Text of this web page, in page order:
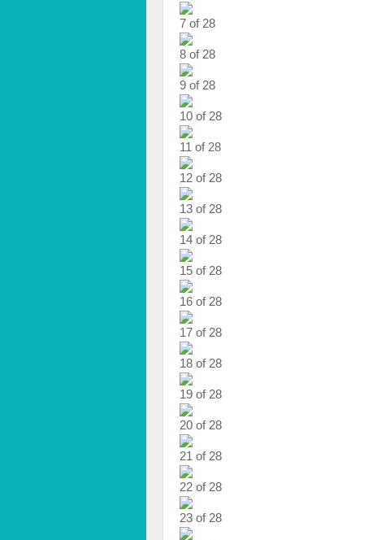
7 of 28
8 of 28
9 of 28
10 of 28
11 of 28
12 of 28
13 of 28
14 of 28
15 of 28
16 of 28
17 of 28
18 of 28
19 of 28
20 of 28
21 of 28
22 of 28
23 of 28